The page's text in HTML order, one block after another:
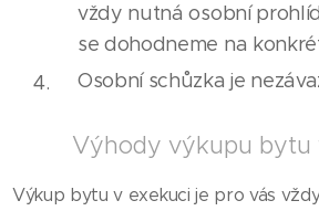
vždy nutná osobní
se dohodneme na
Osobní schůzka je
Výhody výkupu bytu
Výkup bytu v exekuci je pro vás